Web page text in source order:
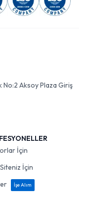
No:2 Aksoy Plaza Giriş
İçin
İçin
İşe Alım